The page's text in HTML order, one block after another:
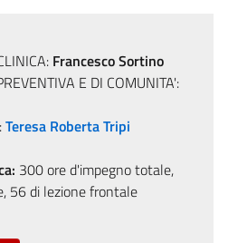
Francesco Sortino
E DI COMUNITA':
Teresa Roberta Tripi
300 ore d'impegno totale,
56 di lezione frontale